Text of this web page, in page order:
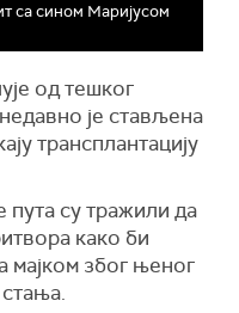
са сином Маријусом
од тешког
је стављена
трансплантацију
су тражили да
како би
мајком због њеног